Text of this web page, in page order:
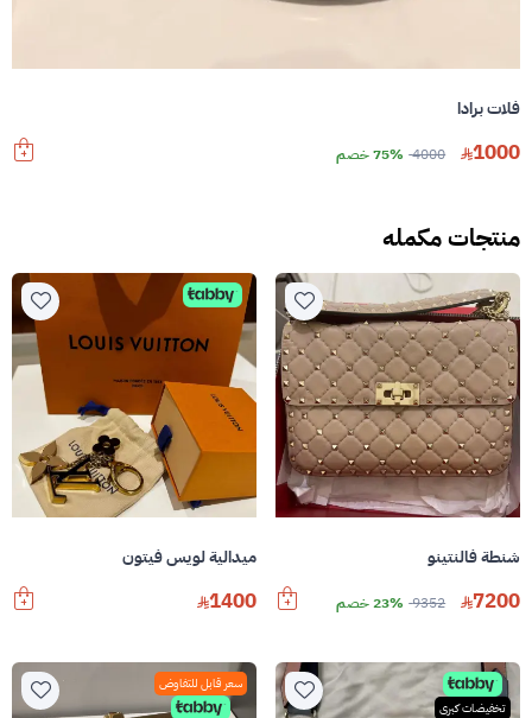
فلات برادا
1000
4000 75% خصم
منتجات مكمله
شنطة فالنتينو
7200
9352 23% خصم
ميدالية لويس فيتون
1400
تخفيضات كبرى
سعر قابل للتفاوض